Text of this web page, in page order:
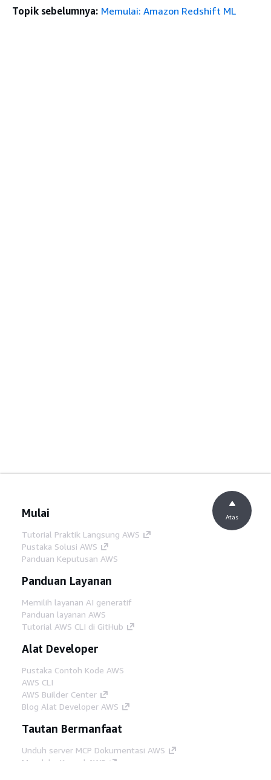
Topik sebelumnya: Memulai: Amazon Redshift ML
Mulai
Tutorial Praktik Langsung AWS
Pustaka Solusi AWS
Panduan Keputusan AWS
Panduan Layanan
Memilih layanan AI generatif
Panduan layanan AWS
Tutorial AWS CLI di GitHub
Alat Developer
Pustaka Contoh Kode AWS
AWS CLI
AWS Builder Center
Blog Alat Developer AWS
Tautan Bermanfaat
Unduh server MCP Dokumentasi AWS
Masuk ke Konsol AWS
Atas